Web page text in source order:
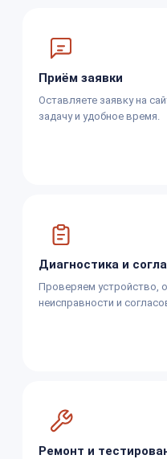
Приём заявки
Оставляете заявку на
задачу и удобное время.
Диагностика и
Проверяем устройство,
неисправности и
Ремонт и